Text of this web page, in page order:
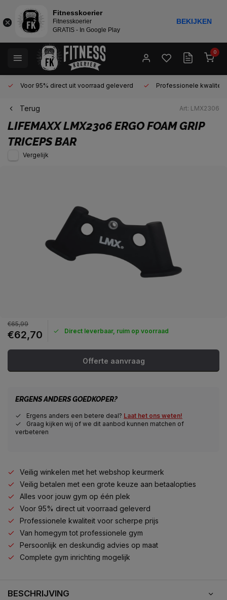
0
Voor 95% direct uit voorraad geleverd Professionele kwaliteit
Terug Art: LMX2306
LIFEMAXXLMX2306 ERGO FOAM GRIP
TRICEPS BAR
Vergelijk
€65,99
€62,70 Direct leverbaar, ruim op voorraad
Offerte aanvraag
ERGENS ANDERS GOEDKOPER?
Ergens anders een betere deal? Laat het ons weten!
Graag kijken wij of we dit aanbod kunnen matchen of
verbeteren
Veilig winkelen met het webshop keurmerk
Veilig betalen met een grote keuze aan betaalopties
Alles voor jouw gym op één plek
Voor 95% direct uit voorraad geleverd
Professionele kwaliteit voor scherpe prijs
Van homegym tot professionele gym
Persoonlijk en deskundig advies op maat
Complete gym inrichting mogelijk
BESCHRIJVING
Fitnesskoerier
Fitnesskoerier
GRATIS - In Google Play
BEKIJKEN